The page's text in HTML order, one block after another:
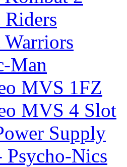
Man
MVS 1FZ
MVS 4 Slot
Supply
Psycho-Nics